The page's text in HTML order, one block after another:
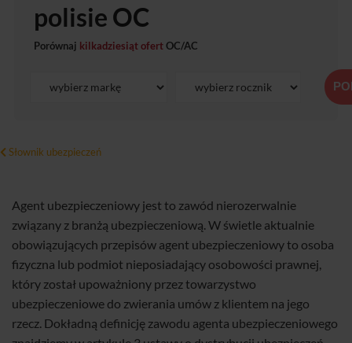
polisie OC
Porównaj kilkadziesiąt ofertOC/AC
Słownik ubezpieczeń
Agent ubezpieczeniowy jest to zawód nierozerwalnie
związany z branżą ubezpieczeniową. W świetle aktualnie
obowiązujących przepisów agent ubezpieczeniowy to osoba
fizyczna lub podmiot nieposiadający osobowości prawnej,
który został upoważniony przez towarzystwo
ubezpieczeniowe do zwierania umów z klientem na jego
rzecz. Dokładną definicję zawodu agenta ubezpieczeniowego